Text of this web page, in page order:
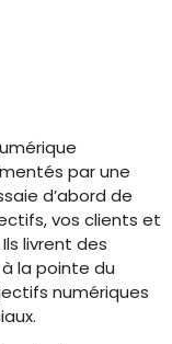
par une
d’abord de
vos clients et
livrent des
la pointe du
numériques